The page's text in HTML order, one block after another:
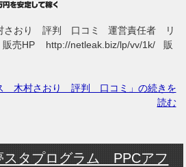
さおり 評判 口コミ 運営責任者 リ
販売HP http://netleak.biz/lp/vv/1k/ 販
ス 木村さおり 評判 口コミ」の続きを
読む
タプログラム PPCアフ